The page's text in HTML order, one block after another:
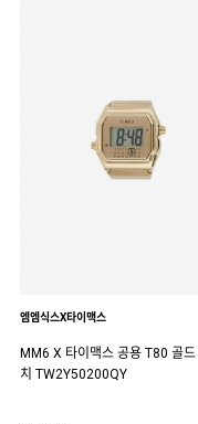
엠엠식스X타이맥스
MM6 X 타이맥스 공용 T80 골드
치 TW2Y50200QY